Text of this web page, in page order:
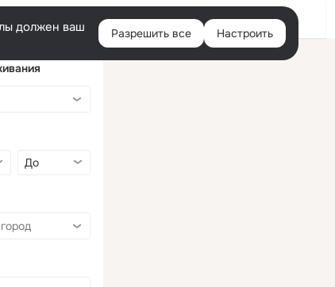
Войти
должен ваш
Разрешить все Настроить